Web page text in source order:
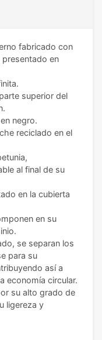
fabricado con
en
superior del
negro.
reciclado en el
al final de su
en la cubierta
en su
se separan los
para su
así a
economía circular.
su alto grado de
ligereza y